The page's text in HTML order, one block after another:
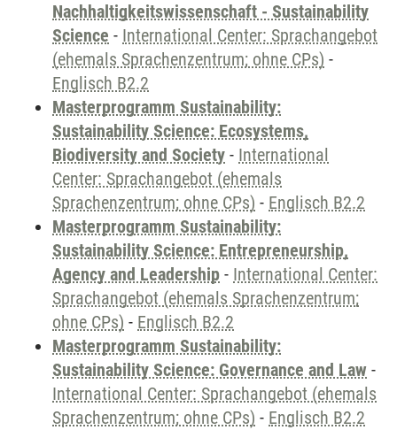
Nachhaltigkeitswissenschaft - Sustainability
Science - International Center: Sprachangebot
(ehemals Sprachenzentrum; ohne CPs) -
Englisch B2.2
Masterprogramm Sustainability:
Sustainability Science: Ecosystems,
Biodiversity and Society - International
Center: Sprachangebot (ehemals
Sprachenzentrum; ohne CPs) - Englisch B2.2
Masterprogramm Sustainability:
Sustainability Science: Entrepreneurship,
Agency and Leadership - International Center:
Sprachangebot (ehemals Sprachenzentrum;
ohne CPs) - Englisch B2.2
Masterprogramm Sustainability:
Sustainability Science: Governance and Law -
International Center: Sprachangebot (ehemals
Sprachenzentrum; ohne CPs) - Englisch B2.2